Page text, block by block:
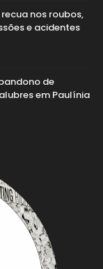
nos roubos,
e acidentes
de
em Paulínia